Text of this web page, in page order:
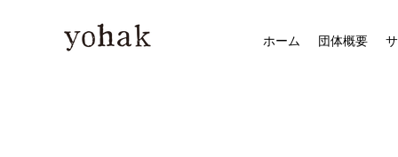
ホーム 団体概要